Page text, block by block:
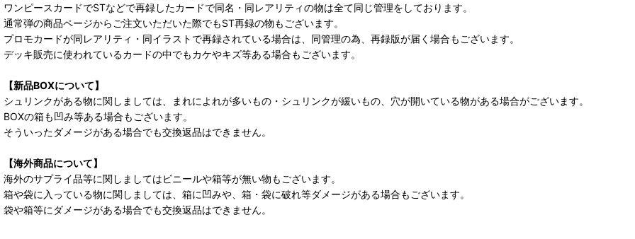
ワンピースカードでSTなどで再録したカードで同名・同レアリティの物は全て同じ管理をしております。
通常弾の商品ページからご注文いただいた際でもST再録の物もございます。
プロモカードが同レアリティ・同イラストで再録されている場合は、同管理の為、再録版が届く場合もございます。
デッキ販売に使われているカードの中でもカケやキズ等ある場合もございます。
【新品BOXについて】
シュリンクがある物に関しましては、まれによれが多いもの・シュリンクが緩いもの、穴が開いている物がある場合がございます。
BOXの箱も凹み等ある場合もございます。
そういったダメージがある場合でも交換返品はできません。
【海外商品について】
海外のサプライ品等に関しましてはビニールや箱等が無い物もございます。
箱や袋に入っている物に関しましては、箱に凹みや、箱・袋に破れ等ダメージがある場合もございます。
袋や箱等にダメージがある場合でも交換返品はできません。